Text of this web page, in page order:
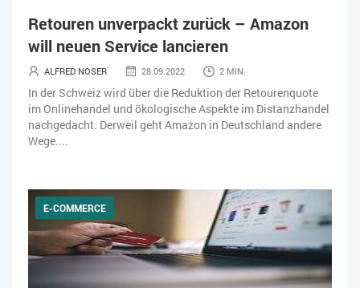
Retouren unverpackt zurück – Amazon
will neuen Service lancieren
ALFRED NOSER 28.09.2022 2 MIN.
In der Schweiz wird über die Reduktion der Retourenquote
im Onlinehandel und ökologische Aspekte im Distanzhandel
nachgedacht. Derweil geht Amazon in Deutschland andere
Wege....
E-COMMERCE